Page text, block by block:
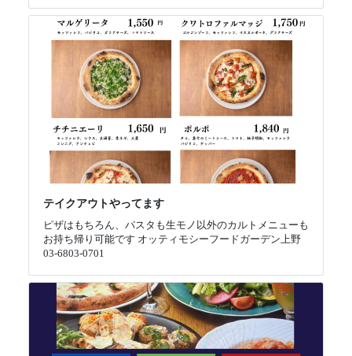
テイクアウトやってます
ピザはもちろん、パスタも生モノ以外のカルトメニューも
お持ち帰り可能です オッティモシーフードガーデン上野
03-6803-0701